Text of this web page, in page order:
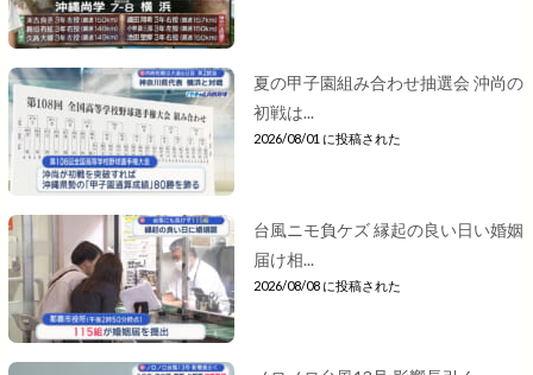
夏の甲子園組み合わせ抽選会 沖尚の
初戦は...
2026/08/01 に投稿された
台風ニモ負ケズ 縁起の良い日い婚姻
届け相...
2026/08/08 に投稿された